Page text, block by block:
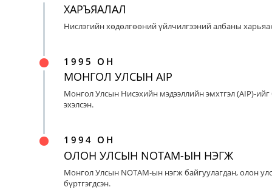
ХАРЪЯАЛАЛ
Нислэгийн хөдөлгөөний үйлчилгээний албаны
1995 ОН
МОНГОЛ УЛСЫН AIP
Монгол Улсын Нисэхийн мэдээллийн эмхтгэл (AIP)-
эхэлсэн.
1994 ОН
ОЛОН УЛСЫН NOTAM-ЫН НЭГЖ
Монгол Улсын NOTAM-ын нэгж байгуулагдан, олон
бүртгэгдсэн.